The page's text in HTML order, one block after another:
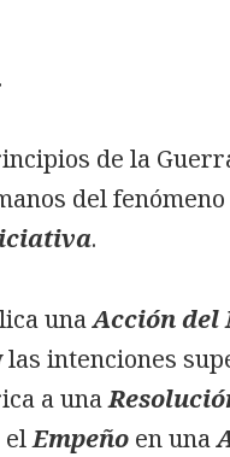
de la
del
.
unaAcción del
las intenciones
a una
elEmpeño en una